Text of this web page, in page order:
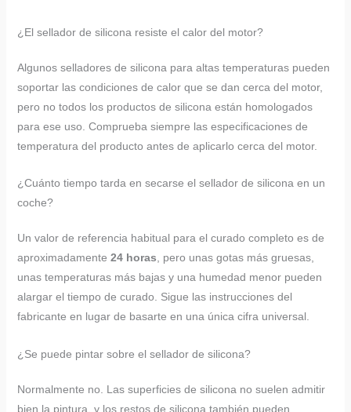
¿El sellador de silicona resiste el calor del motor?
Algunos selladores de silicona para altas temperaturas pueden
soportar las condiciones de calor que se dan cerca del motor,
pero no todos los productos de silicona están homologados
para ese uso. Comprueba siempre las especificaciones de
temperatura del producto antes de aplicarlo cerca del motor.
¿Cuánto tiempo tarda en secarse el sellador de silicona en un
coche?
Un valor de referencia habitual para el curado completo es de
aproximadamente 24 horas, pero unas gotas más gruesas,
unas temperaturas más bajas y una humedad menor pueden
alargar el tiempo de curado. Sigue las instrucciones del
fabricante en lugar de basarte en una única cifra universal.
¿Se puede pintar sobre el sellador de silicona?
Normalmente no. Las superficies de silicona no suelen admitir
bien la pintura, y los restos de silicona también pueden